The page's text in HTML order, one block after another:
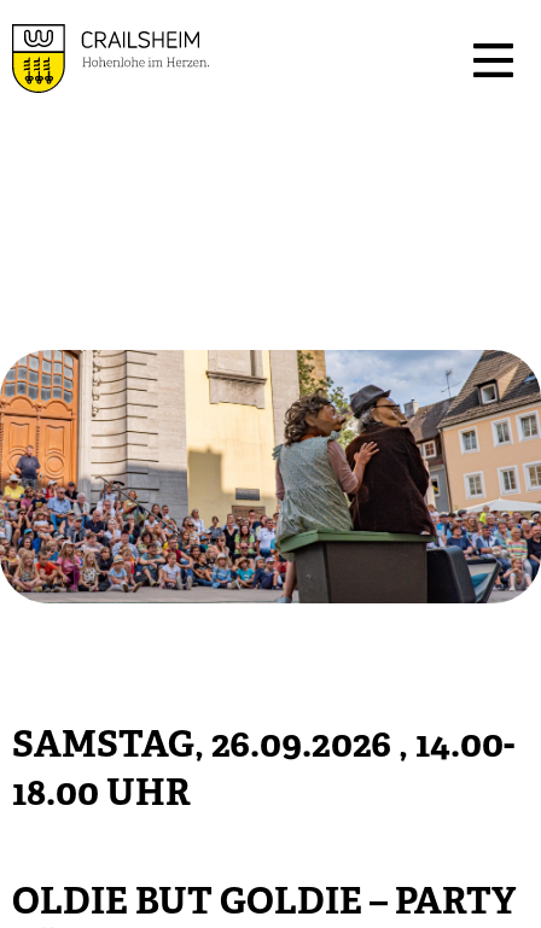
SAMSTAG, 26.09.2026 , 14.00-
18.00 UHR
OLDIE BUT GOLDIE – PARTY